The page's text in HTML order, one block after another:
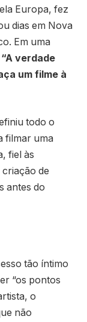
Europa, fez
dias em Nova
Em uma
“A verdade
um filme à
todo o
filmar uma
fiel às
de
antes do
tão íntimo
“os pontos
o
não